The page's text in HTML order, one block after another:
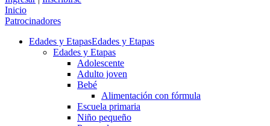
Inicio
Patrocinadores
Edades y EtapasEdades y Etapas
Edades y Etapas
Adolescente
Adulto joven
Bebé
Alimentación con fórmula
Escuela primaria
Niño pequeño